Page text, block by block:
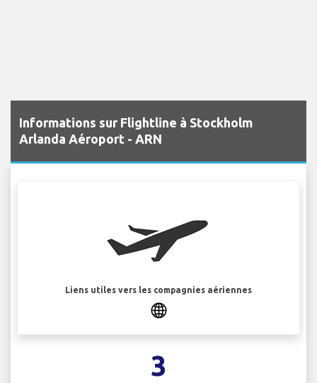
Informations sur Flightline à Stockholm
Arlanda Aéroport - ARN
Liens utiles vers les compagnies aériennes
3